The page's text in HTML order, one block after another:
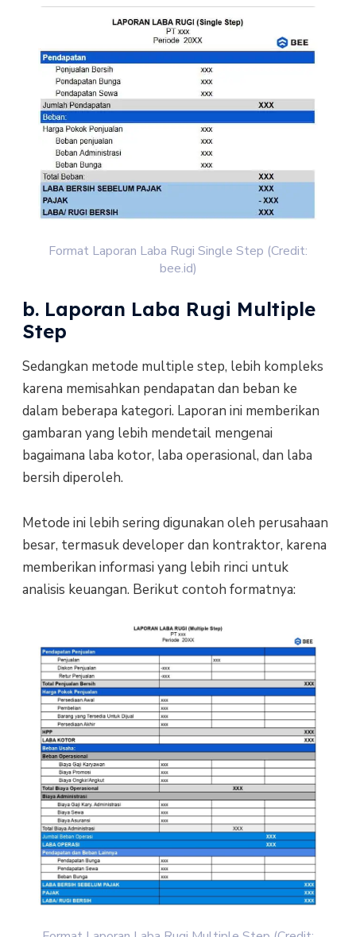
Format Laporan Laba Rugi Single Step (Credit:
bee.id)
b. Laporan Laba Rugi Multiple
Step
Sedangkan metode multiple step, lebih kompleks
karena memisahkan pendapatan dan beban ke
dalam beberapa kategori. Laporan ini memberikan
gambaran yang lebih mendetail mengenai
bagaimana laba kotor, laba operasional, dan laba
bersih diperoleh.
Metode ini lebih sering digunakan oleh perusahaan
besar, termasuk developer dan kontraktor, karena
memberikan informasi yang lebih rinci untuk
analisis keuangan. Berikut contoh formatnya: